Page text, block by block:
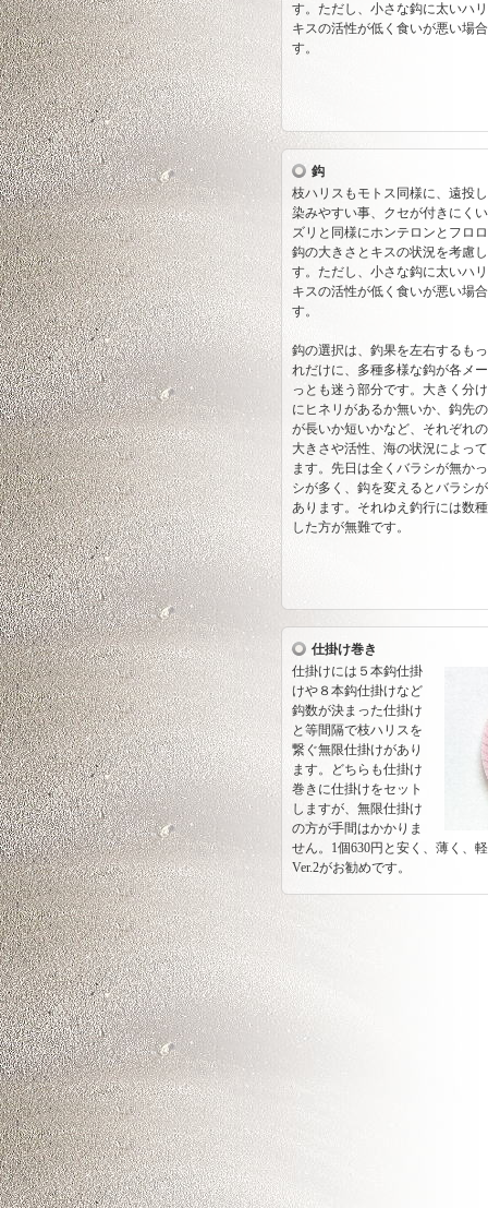
す。ただし、小さな鈎に太いハ
キスの活性が低く食いが悪い場
す。
鈎
枝ハリスもモトス同様に、遠投
染みやすい事、クセが付きにく
ズリと同様にホンテロンとフロ
鈎の大きさとキスの状況を考慮
す。ただし、小さな鈎に太いハ
キスの活性が低く食いが悪い場
す。
鈎の選択は、釣果を左右するも
れだけに、多種多様な鈎が各メ
っとも迷う部分です。大きく分
にヒネリがあるか無いか、鈎先
が長いか短いかなど、それぞれ
大きさや活性、海の状況によっ
ます。先日は全くバラシが無か
シが多く、鈎を変えるとバラシ
あります。それゆえ釣行には数
した方が無難です。
仕掛け巻き
仕掛けには５本鈎仕掛
けや８本鈎仕掛けなど
鈎数が決まった仕掛け
と等間隔で枝ハリスを
繋ぐ無限仕掛けがあり
ます。どちらも仕掛け
巻きに仕掛けをセット
しますが、無限仕掛け
の方が手間はかかりま
せん。1個630円と安く、薄く、
Ver.2がお勧めです。